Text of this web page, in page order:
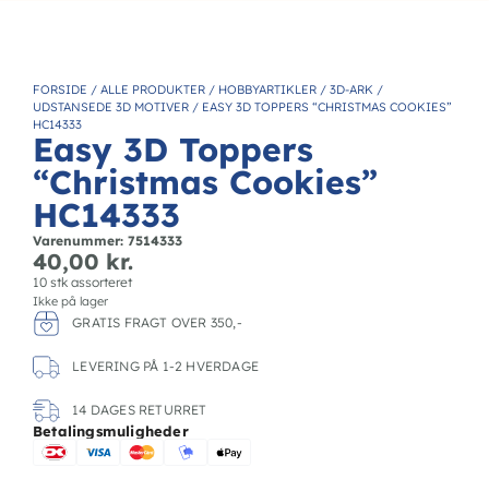
FORSIDE / ALLE PRODUKTER / HOBBYARTIKLER / 3D-ARK /
UDSTANSEDE 3D MOTIVER / EASY 3D TOPPERS “CHRISTMAS COOKIES”
HC14333
Easy 3D Toppers
“Christmas Cookies”
HC14333
Varenummer: 7514333
40,00 kr.
10 stk assorteret
Ikke på lager
GRATIS FRAGT OVER 350,-
LEVERING PÅ 1-2 HVERDAGE
14 DAGES RETURRET
Betalingsmuligheder